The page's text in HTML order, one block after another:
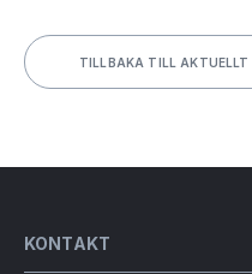
TILLBAKA TILL AKTUELLT
KONTAKT